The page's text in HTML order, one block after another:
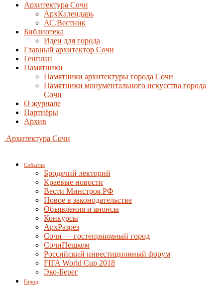
Архитектура Сочи
АрхКалендарь
АС.Вестник
Библиотека
Идеи для города
Главный архитектор Сочи
Генплан
Памятники
Памятники архитектуры города Сочи
Памятники монументального искусства города
Сочи
О журнале
Партнёры
Архив
Архитектура Сочи
События
Бродячий лекторий
Краевые новости
Вести Минстроя РФ
Новое в законодательстве
Объявления и анонсы
Конкурсы
АрхРазрез
Сочи — гостеприимный город
СочиПешком
Российский инвестиционный форум
FIFA World Cup 2018
Эко-Берег
Город